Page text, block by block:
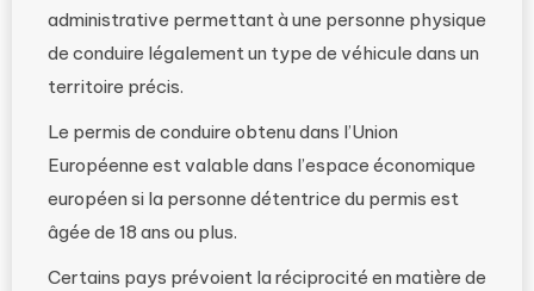
administrative permettant à une personne physique
de conduire légalement un type de véhicule dans un
territoire précis.
Le permis de conduire obtenu dans l’Union
Européenne est valable dans l’espace économique
européen si la personne détentrice du permis est
âgée de 18 ans ou plus.
Certains pays prévoient la réciprocité en matière de